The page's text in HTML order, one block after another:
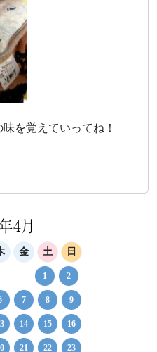
を覚えていってね！
4月
金 土 日
1 2
7 8 9
14 15 16
21 22 23